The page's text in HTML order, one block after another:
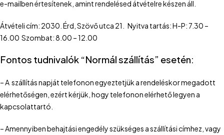
e-mailben értesítenek, amint rendelésed átvételre készen áll.
Átvételi cím: 2030. Érd, Szövő utca 21. Nyitva tartás: H-P: 7.30 –
16.00 Szombat: 8.00 – 12.00
Fontos tudnivalók “Normál szállítás” esetén:
– A szállítás napját telefonon egyeztetjük a rendeléskor megadott
elérhetőségen, ezért kérjük, hogy telefonon elérhető legyen a
kapcsolattartó.
– Amennyiben behajtási engedély szükséges a szállítási címhez, vagy